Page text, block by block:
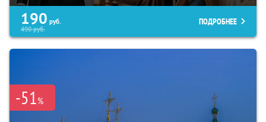
190 руб.
490руб.
ПОДРОБНЕЕ
-51%